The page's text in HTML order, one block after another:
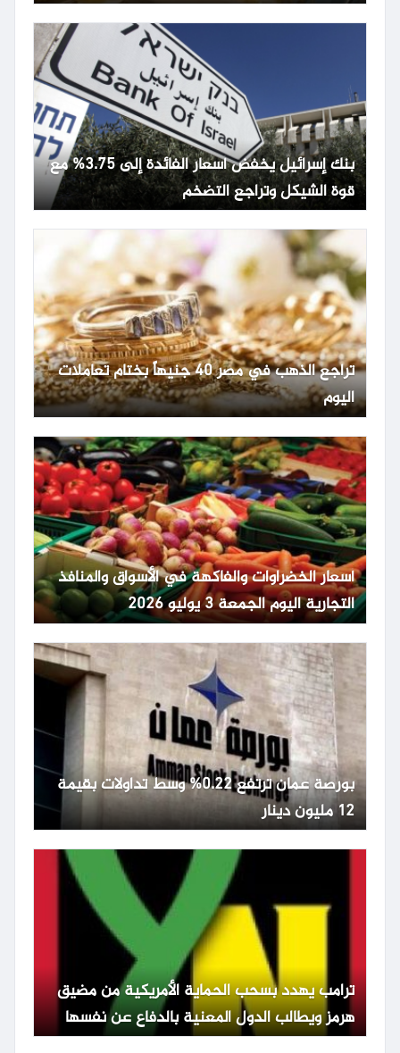
بنك إسرائيل يخفض أسعار الفائدة إلى 3.75% مع
قوة الشيكل وتراجع التضخم
تراجع الذهب في مصر 40 جنيهاً بختام تعاملات
اليوم
أسعار الخضراوات والفاكهة في الأسواق والمنافذ
التجارية اليوم الجمعة 3 يوليو 2026
بورصة عمان ترتفع 0.22% وسط تداولات بقيمة
12 مليون دينار
ترامب يهدد بسحب الحماية الأمريكية من مضيق
هرمز ويطالب الدول المعنية بالدفاع عن نفسها